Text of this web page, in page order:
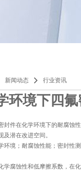
新闻动态 行业资讯
环境下四
封件在化学环境下的耐腐蚀
潜在改进空间。
环境；耐腐蚀性能；密封性
学腐蚀性和低摩擦系数，在